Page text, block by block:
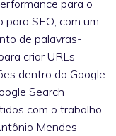
para o
SEO, com um
de palavras-
criar URLs
dentro do Google
Search
com o trabalho
Mendes